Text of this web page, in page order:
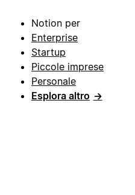
Notion per
Enterprise
Startup
Piccole imprese
Personale
Esplora altro →